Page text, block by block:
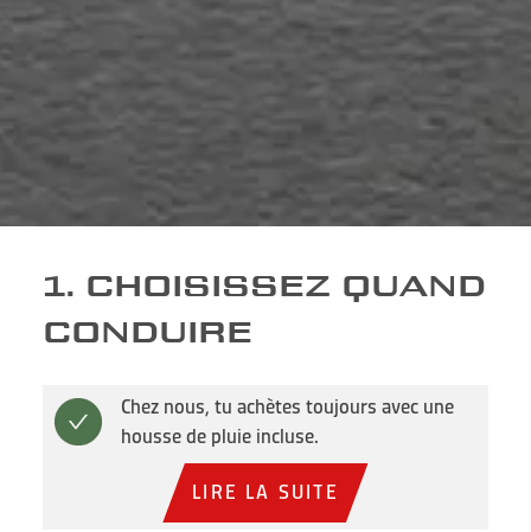
1. CHOISISSEZ QUAND
CONDUIRE
Chez nous, tu achètes toujours avec une
housse de pluie incluse.
LIRE LA SUITE